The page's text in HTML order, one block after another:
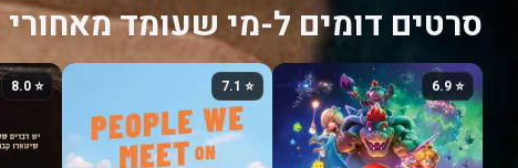
סרטים דומים ל-מי שעומד מאחורי 2,1…
⭐ 6.9
⭐ 7.1
⭐ 8.0